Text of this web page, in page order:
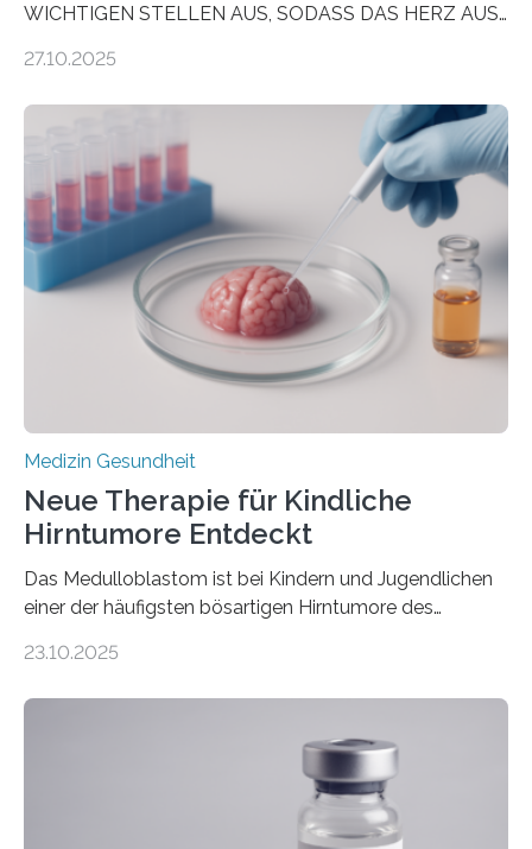
WICHTIGEN STELLEN AUS, SODASS DAS HERZ AUS
aus dem Deutschen Zentrum für Herzinsuffizienz
im Journal Circulation, warum der Energietransport bei
der Hypertrophen Kardiomyopathie (HCM) versagen
kann und wie sich durch eine Verringerung der
Herzbelastung und des oxidativen Stresses
Rhythmusstörungen reduzieren lassen. Würzburg. Die
hypertrophe Kardiomyopathie (HCM) ist die häufigste
erblich bedingte Herzerkrankung. Sie führt dazu, dass
sich die linke Herzkammer verdickt, der Herzmuskel zu
stark kontrahiert…
27.10.2025
Medizin Gesundheit
Neue Therapie für Kindliche
Hirntumore Entdeckt
Das Medulloblastom ist bei Kindern und Jugendlichen
einer der häufigsten bösartigen Hirntumore des
Betroffenen können mit heutigen Methoden geheilt
Dringend benötigt werden zielgerichtete Therapien, die
nur Tumorschwachstellen angreifen und normales
Gewebe verschonen. Forschende um Daniel Merk vom
Hertie-Institut für klinische Hirnforschung am
23.10.2025